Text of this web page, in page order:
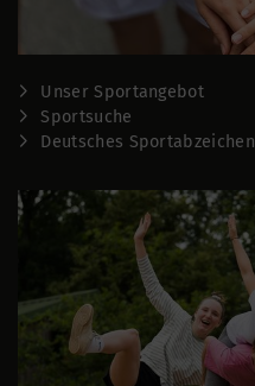
Unser Sportangebot
Sportsuche
Deutsches Sportabzeichen